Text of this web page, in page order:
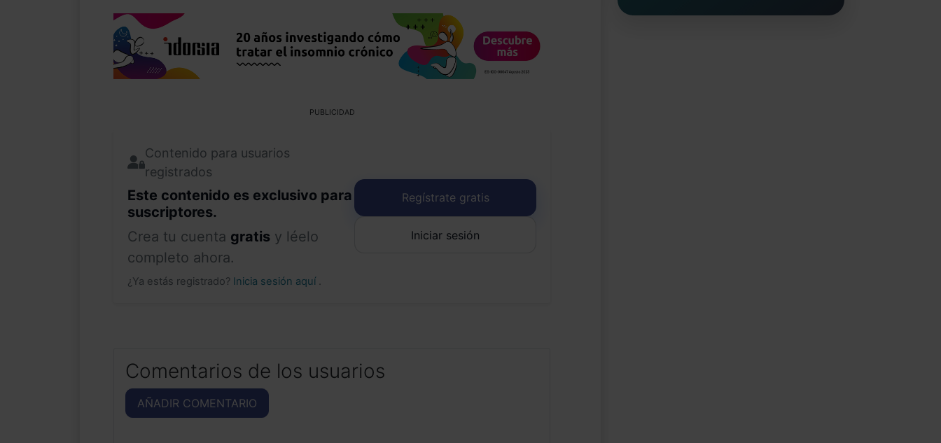
PUBLICIDAD
Contenido para usuarios
registrados
Este contenido es exclusivo para
suscriptores.
Crea tu cuenta gratis y léelo
completo ahora.
¿Ya estás registrado? Inicia sesión aquí .
Regístrate gratis
Iniciar sesión
Comentarios de los usuarios
AÑADIR COMENTARIO